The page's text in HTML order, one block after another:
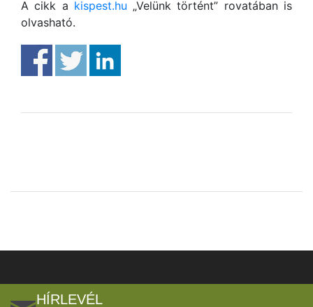
A cikk a kispest.hu „Velünk történt” rovatában is
olvasható.
HÍRLEVÉL